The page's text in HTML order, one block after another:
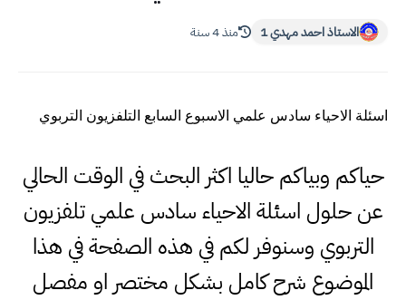
الاستاذ احمد مهدي 1 منذ 4 سنة
اسئلة الاحياء سادس علمي الاسبوع السابع التلفزيون التربوي
حياكم وبياكم حاليا اكثر البحث في الوقت الحالي
عن حلول اسئلة الاحياء سادس علمي تلفزيون
التربوي وسنوفر لكم في هذه الصفحة في هذا
الموضوع شرح كامل بشكل مختصر او مفصل